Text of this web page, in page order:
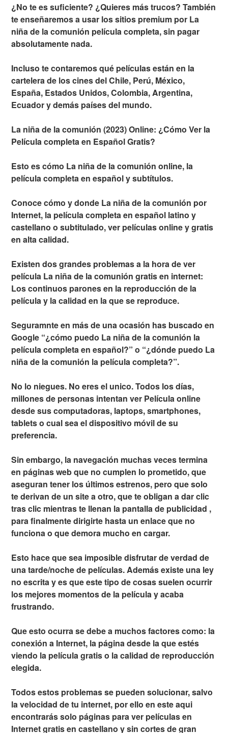
¿No te es suficiente? ¿Quieres más trucos? También
te enseñaremos a usar los sitios premium por La
niña de la comunión película completa, sin pagar
absolutamente nada.
Incluso te contaremos qué películas están en la
cartelera de los cines del Chile, Perú, México,
España, Estados Unidos, Colombia, Argentina,
Ecuador y demás países del mundo.
La niña de la comunión (2023) Online: ¿Cómo Ver la
Película completa en Español Gratis?
Esto es cómo La niña de la comunión online, la
película completa en español y subtítulos.
Conoce cómo y donde La niña de la comunión por
Internet, la película completa en español latino y
castellano o subtitulado, ver películas online y gratis
en alta calidad.
Existen dos grandes problemas a la hora de ver
película La niña de la comunión gratis en internet:
Los continuos parones en la reproducción de la
película y la calidad en la que se reproduce.
Seguramnte en más de una ocasión has buscado en
Google “¿cómo puedo La niña de la comunión la
película completa en español?” o “¿dónde puedo La
niña de la comunión la película completa?”.
No lo niegues. No eres el unico. Todos los días,
millones de personas intentan ver Película online
desde sus computadoras, laptops, smartphones,
tablets o cual sea el dispositivo móvil de su
preferencia.
Sin embargo, la navegación muchas veces termina
en páginas web que no cumplen lo prometido, que
aseguran tener los últimos estrenos, pero que solo
te derivan de un site a otro, que te obligan a dar clic
tras clic mientras te llenan la pantalla de publicidad ,
para finalmente dirigirte hasta un enlace que no
funciona o que demora mucho en cargar.
Esto hace que sea imposible disfrutar de verdad de
una tarde/noche de películas. Además existe una ley
no escrita y es que este tipo de cosas suelen ocurrir
los mejores momentos de la película y acaba
frustrando.
Que esto ocurra se debe a muchos factores como: la
conexión a Internet, la página desde la que estés
viendo la película gratis o la calidad de reproducción
elegida.
Todos estos problemas se pueden solucionar, salvo
la velocidad de tu internet, por ello en este aqui
encontrarás solo páginas para ver películas en
Internet gratis en castellano y sin cortes de gran